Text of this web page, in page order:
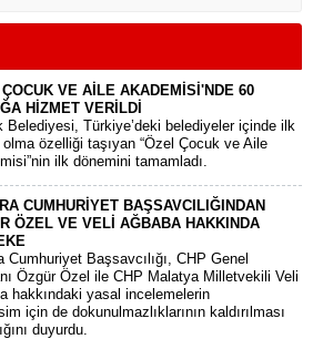
VE AİLE AKADEMİSİ'NDE 60
HİZMET VERİLDİ
Belediyesi, Türkiye’deki belediyeler içinde ilk
özelliği taşıyan “Özel Çocuk ve Aile
ilk dönemini tamamladı.
CUMHURİYET BAŞSAVCILIĞINDAN
ÖZEL VE VELİ AĞBABA HAKKINDA
Cumhuriyet Başsavcılığı, CHP Genel
Özgür Özel ile CHP Malatya Milletvekili Veli
hakkındaki yasal incelemelerin
için de dokunulmazlıklarının kaldırılması
duyurdu.